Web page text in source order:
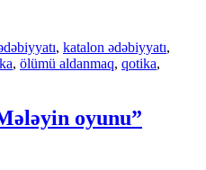
, katalon ədəbiyyatı,
, ölümü aldanmaq, qotika,
oyunu”